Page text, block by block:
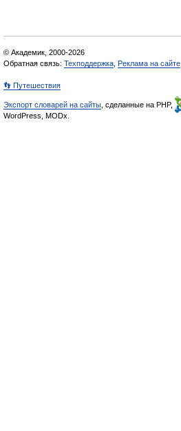
© Академик, 2000-2026
Обратная связь: Техподдержка Реклама на сайте
👣 Путешествия
Экспорт словарей на сайты , сделанные на PHP,
WordPress, MODx.